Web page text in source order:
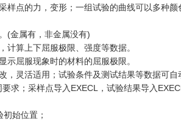
样点的力，变形；一组试验的曲线可以多种
(金属有，非金属没有)
计算上下屈服极限、强度等数据。
示屈服现象时的材料的屈服极限。
，灵活适用；试验条件及测试结果等数据可
求；采样点导入EXECL，试验结果导入
始位置；